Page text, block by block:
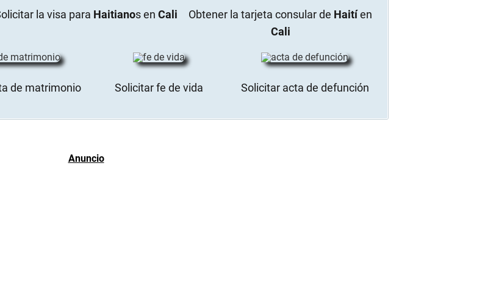
la visa para Haitianos en Cali Obtener la tarjeta consular de Haitíen
Cali
de matrimonio Solicitar fe de vida Solicitar acta de defunción